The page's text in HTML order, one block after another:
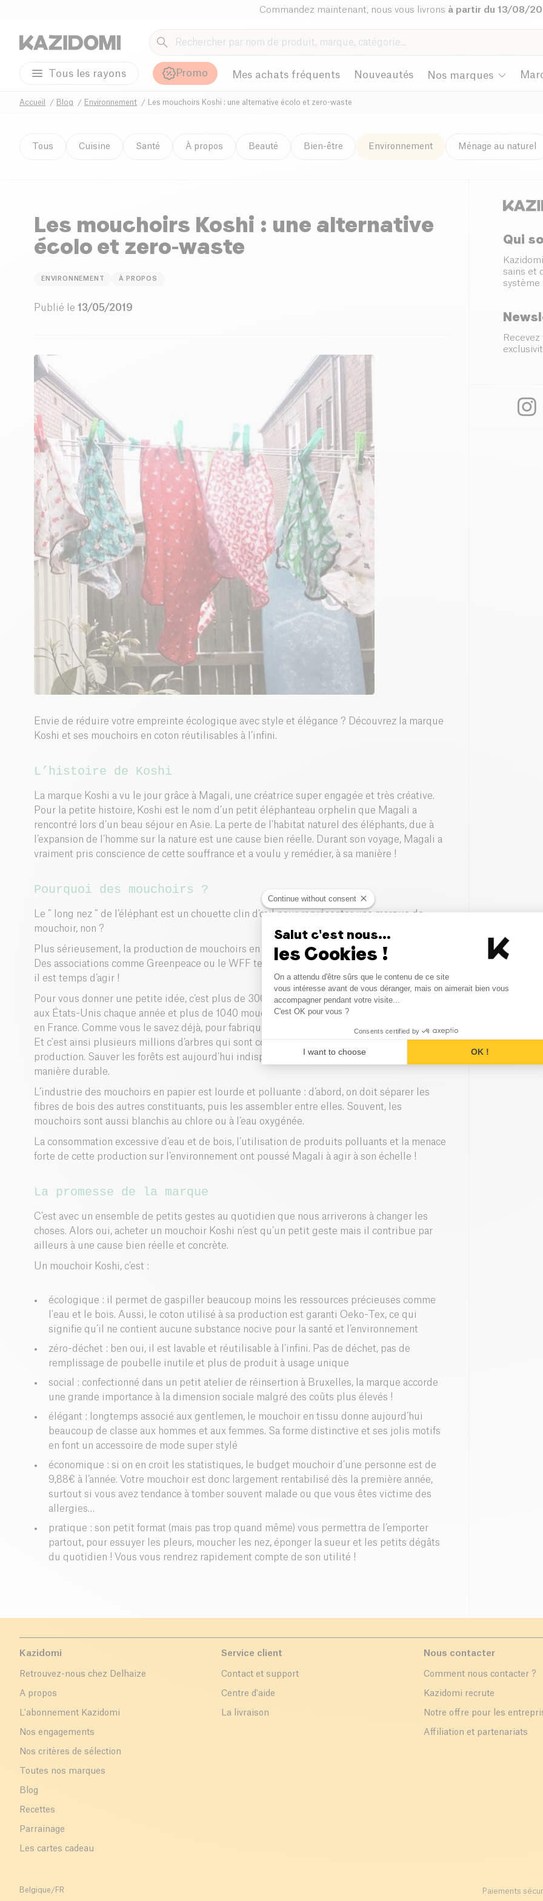
Commandez maintenant, nous vous livrons à partir du 13/08/
Tous les rayons Promo Mes achats fréquents Nouveautés Nos marques
Accueil Blog Environnement Les mouchoirs Koshi : une alternative écolo et zero-waste
Tous Cuisine Santé À propos Beauté Bien-être Environnement Ménage au naturel
Les mouchoirs Koshi : une alternative
écolo et zero-waste
ENVIRONNEMENT À PROPOS
Publié le 13/05/2019
Envie de réduire votre empreinte écologique avec style et élégance ? Découvrez la marque
Koshi et ses mouchoirs en coton réutilisables à l’infini.
L’histoire de Koshi
La marque Koshi a vu le jour grâce à Magali, une créatrice super engagée et très créative.
Pour la petite histoire, Koshi est le nom d’un petit éléphanteau orphelin que Magali a
rencontré lors d’un beau séjour en Asie. La perte de l'habitat naturel des éléphants, due à
l’expansion de l’homme sur la nature est une cause bien réelle. Durant son voyage, Magali a
vraiment pris conscience de cette souffrance et a voulu y remédier, à sa manière !
Pourquoi des mouchoirs ?
Le ” long nez ” de l’éléphant est un chouette clin d’œil pour représenter une marque de
mouchoir, non ?
Plus sérieusement, la production de mouchoirs en papier est un fléau pour notre planète.
Des associations comme Greenpeace ou le WFF tentent de sensibiliser la population alors
il est temps d’agir !
Pour vous donner une petite idée, c’est plus de 300 miliards de mouchoirs qui sont vendus
aux États-Unis chaque année et plus de 1040 mouchoirs qui sont vendus chaque seconde
en France. Comme vous le savez déjà, pour fabriquer un mouchoir en papier, il faut du bois…
Et c'est ainsi plusieurs millions d’arbres qui sont coupés chaque année pour cette seule
production. Sauver les forêts est aujourd’hui indispensable pour préserver l’écosystème de
manière durable.
L’industrie des mouchoirs en papier est lourde et polluante : d’abord, on doit séparer les
fibres de bois des autres constituants, puis les assembler entre elles. Souvent, les
mouchoirs sont aussi blanchis au chlore ou à l’eau oxygénée.
La consommation excessive d’eau et de bois, l’utilisation de produits polluants et la menace
forte de cette production sur l’environnement ont poussé Magali à agir à son échelle !
La promesse de la marque
C’est avec un ensemble de petits gestes au quotidien que nous arriverons à changer les
choses. Alors oui, acheter un mouchoir Koshi n’est qu’un petit geste mais il contribue par
ailleurs à une cause bien réelle et concrète.
Un mouchoir Koshi, c’est :
écologique : il permet de gaspiller beaucoup moins les ressources précieuses comme
l'eau et le bois. Aussi, le coton utilisé à sa production est garanti Oeko-Tex, ce qui
signifie qu’il ne contient aucune substance nocive pour la santé et l’environnement
zéro-déchet : ben oui, il est lavable et réutilisable à l’infini. Pas de déchet, pas de
remplissage de poubelle inutile et plus de produit à usage unique
social : confectionné dans un petit atelier de réinsertion à Bruxelles, la marque accorde
une grande importance à la dimension sociale malgré des coûts plus élevés !
élégant : longtemps associé aux gentlemen, le mouchoir en tissu donne aujourd’hui
beaucoup de classe aux hommes et aux femmes. Sa forme distinctive et ses jolis motifs
en font un accessoire de mode super stylé
économique : si on en croit les statistiques, le budget mouchoir d’une personne est de
9,88€ à l’année. Votre mouchoir est donc largement rentabilisé dès la première année,
surtout si vous avez tendance à tomber souvent malade ou que vous êtes victime des
allergies…
pratique : son petit format (mais pas trop quand même) vous permettra de l’emporter
partout, pour essuyer les pleurs, moucher les nez, éponger la sueur et les petits dégâts
du quotidien ! Vous vous rendrez rapidement compte de son utilité !
Qui
sains et
système
Kazidomi
Retrouvez-nous chez Delhaize
A propos
L'abonnement Kazidomi
Nos engagements
Nos critères de sélection
Toutes nos marques
Blog
Recettes
Parrainage
Les cartes cadeau
Service client
Contact et support
Centre d'aide
La livraison
Nous contacter
Comment nous contacter ?
Kazidomi recrute
Notre offre pour les
Affiliation et partenariats
Belgique /FR Paiements
Continue without consent
Salut c'est nous...
les Cookies !
Consent Management
On a attendu d'être sûrs que le contenu de ce site
vous intéresse avant de vous déranger, mais on aimerait bien vous
accompagner pendant votre visite...
C'est OK pour vous ?
Consents certified by
I want to choose OK !
Axeptio consent